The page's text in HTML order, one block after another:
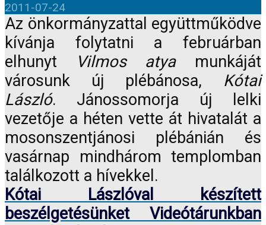
2011-07-24
Az önkormányzattal együttműködve
kívánja folytatni a februárban
elhunyt
Vilmos atyamunkáját
városunk új plébánosa, Kótai
László. Jánossomorja új lelki
vezetője a héten vette át hivatalát a
mosonszentjánosi plébánián és
vasárnap mindhárom templomban
találkozott a hívekkel.
Kótai Lászlóval készített
beszélgetésünket Videótárunkban